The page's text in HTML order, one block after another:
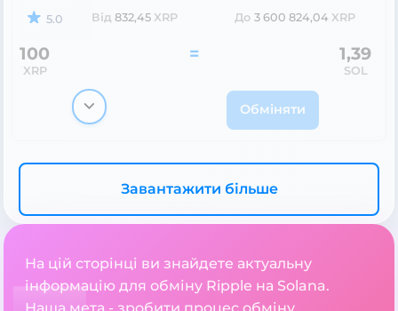
5.0 Від 832,45 XRP До 3 600 824,04 XRP
100
XRP
= 1,39
SOL
Обміняти
Завантажити більше
На цій сторінці ви знайдете актуальну
інформацію для обміну Ripple на Solana.